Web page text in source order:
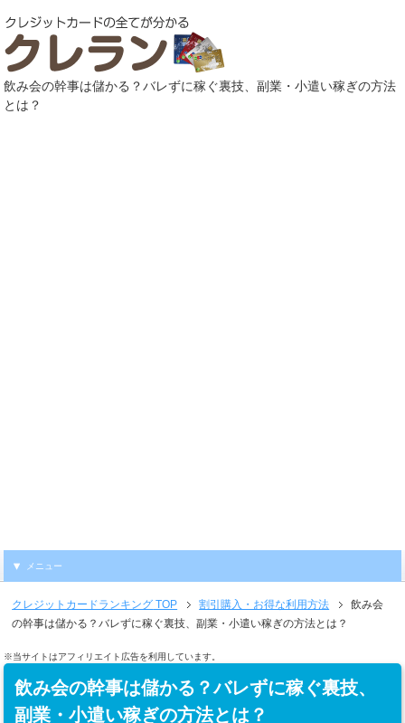
飲み会の幹事は儲かる？バレずに稼ぐ裏技、副業・小遣い稼ぎの方法
とは？
メニュー
クレジットカードランキング TOP 割引購入・お得な利用方法
飲み会
の幹事は儲かる？バレずに稼ぐ裏技、副業・小遣い稼ぎの方法とは？
※当サイトはアフィリエイト広告を利用しています。
飲み会の幹事は儲かる？バレずに稼ぐ裏技、
副業・小遣い稼ぎの方法とは？